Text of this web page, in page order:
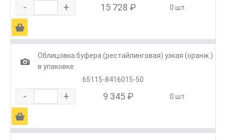
- + 15 728 ₽ 0 шт.
Ä
1
Облицовка буфера (рестайлинговая) узкая (оранж.)
в упаковке
65115-8416015-50
- + 9 345 ₽ 0 шт.
Ä